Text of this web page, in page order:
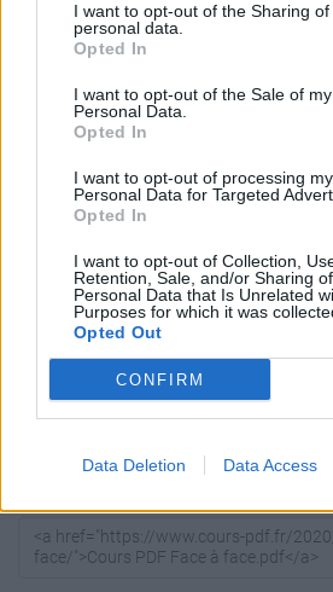
I want to opt-out of the Sharing of
personal data.
Opted In
I want to opt-out of the Sale of my
Personal Data.
Opted In
I want to opt-out of processing my
Personal Data for Targeted
Opted In
I want to opt-out of Collection,
Retention, Sale, and/or Sharing
Personal Data that Is Unrelated
Purposes for which it was
Opted Out
CONFIRM
Data Deletion Data Access
Faire un lien vers cette
Lien permanent
Utilisez le lien permanent vers la page
document pour partager votre
réseaux sociaux, ou directement avec
messagerie instantanée
Code HTML
Copiez le code suivant pour partager